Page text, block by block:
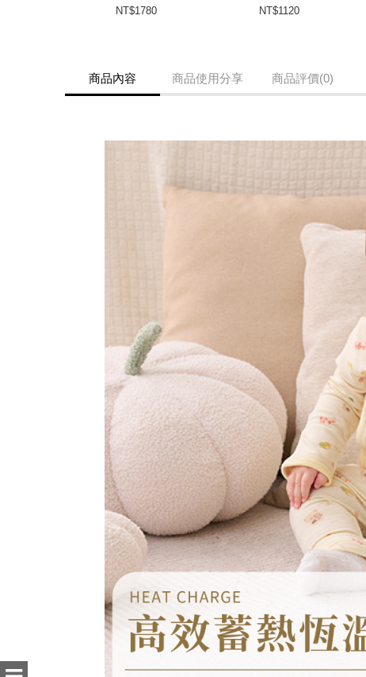
NT$1780
NT$1120
商品內容 商品使用分享 商品評價(0)